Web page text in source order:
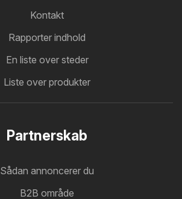
Kontakt
Rapporter indhold
En liste over steder
Liste over produkter
Partnerskab
Sådan annoncerer du
B2B område